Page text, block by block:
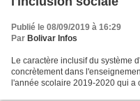
Publié le 08/09/2019 à 16:29
Par Bolivar Infos
Le caractère inclusif du système
concrètement dans
l'année scolaire 2019-2020 qui a